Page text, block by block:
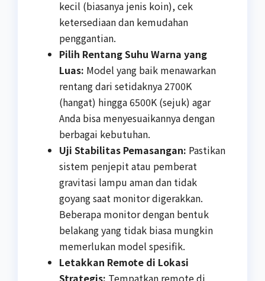
kecil (biasanya jenis koin), cek
ketersediaan dan kemudahan
penggantian.
Pilih Rentang Suhu Warna yang
Luas: Model yang baik menawarkan
rentang dari setidaknya 2700K
(hangat) hingga 6500K (sejuk) agar
Anda bisa menyesuaikannya dengan
berbagai kebutuhan.
Uji Stabilitas Pemasangan: Pastikan
sistem penjepit atau pemberat
gravitasi lampu aman dan tidak
goyang saat monitor digerakkan.
Beberapa monitor dengan bentuk
belakang yang tidak biasa mungkin
memerlukan model spesifik.
Letakkan Remote di Lokasi
Strategis: Tempatkan remote di